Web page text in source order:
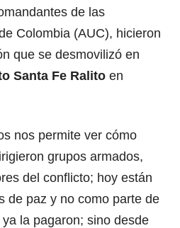
de las
Colombia (AUC), hicieron
que se desmovilizó en
Santa Fe Ralito en
nos permite ver cómo
grupos armados,
del conflicto; hoy están
de paz y no como parte de
la pagaron; sino desde